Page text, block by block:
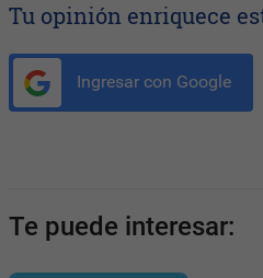
Tu opinión enriquece
Ingresar con Google
Te puede interesar: